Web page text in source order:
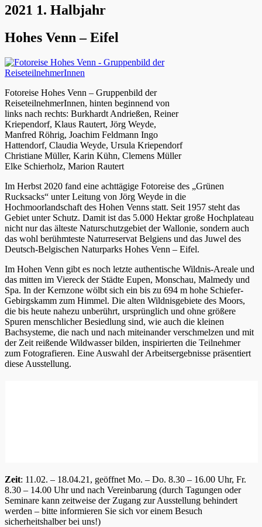
2021 1. Halbjahr
Hohes Venn – Eifel
Fotoreise Hohes Venn – Gruppenbild der
ReiseteilnehmerInnen, hinten beginnend von
links nach rechts: Burkhardt Andrießen, Reiner
Kriependorf, Klaus Rautert, Jörg Weyde,
Manfred Röhrig, Joachim Feldmann Ingo
Hattendorf, Claudia Weyde, Ursula Kriependorf
Christiane Müller, Karin Kühn, Clemens Müller
Elke Schierholz, Marion Rautert
Im Herbst 2020 fand eine achttägige Fotoreise des „Grünen
Rucksacks“ unter Leitung von Jörg Weyde in die
Hochmoorlandschaft des Hohen Venns statt. Seit 1957 steht das
Gebiet unter Schutz. Damit ist das 5.000 Hektar große Hochplateau
nicht nur das älteste Naturschutzgebiet der Wallonie, sondern auch
das wohl berühmteste Naturreservat Belgiens und das Juwel des
Deutsch-Belgischen Naturparks Hohes Venn – Eifel.
Im Hohen Venn gibt es noch letzte authentische Wildnis-Areale und
das mitten im Viereck der Städte Eupen, Monschau, Malmedy und
Spa. In der Kernzone wölbt sich ein bis zu 694 m hohe Schiefer-
Gebirgskamm zum Himmel. Die alten Wildnisgebiete des Moors,
die bis heute nahezu unberührt, ursprünglich und ohne größere
Spuren menschlicher Besiedlung sind, wie auch die kleinen
Bachsysteme, die nach und nach miteinander verschmelzen und mit
der Zeit reißende Wildwasser bilden, inspirierten die Teilnehmer
zum Fotografieren. Eine Auswahl der Arbeitsergebnisse präsentiert
diese Ausstellung.
Zeit: 11.02. – 18.04.21, geöffnet Mo. – Do. 8.30 – 16.00 Uhr, Fr.
8.30 – 14.00 Uhr und nach Vereinbarung (durch Tagungen oder
Seminare kann zeitweise der Zugang zur Ausstellung behindert
werden – bitte informieren Sie sich vor einem Besuch
sicherheitshalber bei uns!)